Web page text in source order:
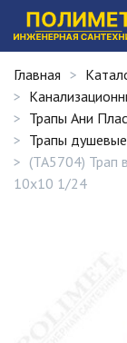
Главная
Трапы Ани
Трапы
(ТА5704) Трап
10х10 1/24